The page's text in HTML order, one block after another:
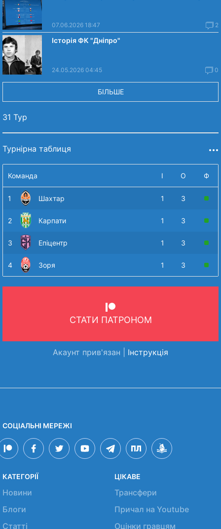
07.06.2026 18:47 2
Історія ФК "Дніпро"
24.05.2026 04:45 0
БІЛЬШЕ
31 Тур
Турнірна таблиця
Команда І О Ф
1 Шахтар 1 3
2 Карпати 1 3
3 Епіцентр 1 3
4 Зоря 1 3
СТАТИ ПАТРОНОМ
Акаунт прив'язан | Інструкція
СОЦІАЛЬНІ МЕРЕЖІ
КАТЕГОРІЇ
Новини
Блоги
Статті
ЦІКАВЕ
Трансфери
Причал на Youtube
Оцінки гравцям